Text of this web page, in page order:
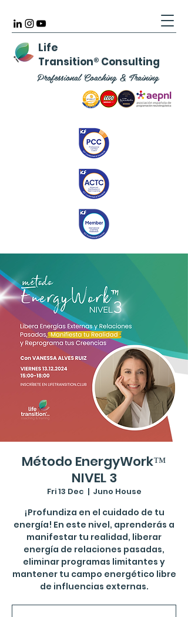
Life
Transition® Consulting
Professional Coaching & Training
Método EnergyWork™
NIVEL 3
Fri 13 Dec
  |
Juno House
¡Profundiza en el cuidado de tu
energía! En este nivel, aprenderás a
manifestar tu realidad, liberar
energía de relaciones pasadas,
eliminar programas limitantes y
mantener tu campo energético libre
de influencias externas.